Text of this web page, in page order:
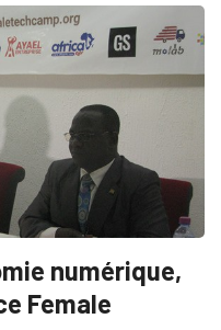
numérique,
Female